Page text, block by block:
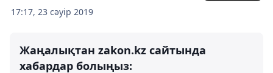
17:17, 23 сәуір 2019
Жаңалықтан zakon.kz сайтында
хабардар болыңыз: